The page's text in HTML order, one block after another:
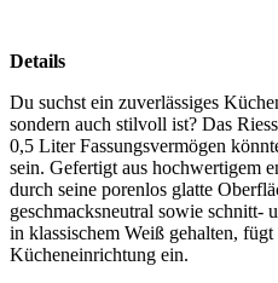
Details
Du suchst ein zuverlässiges
sondern auch stilvoll ist? Das
0,5 Liter Fassungsvermögen
sein. Gefertigt aus hochwertigem
durch seine porenlos glatte
geschmacksneutral sowie schnitt-
in klassischem Weiß gehalten,
Kücheneinrichtung ein.